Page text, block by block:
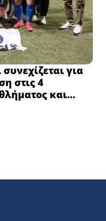
για
στις 4
και…